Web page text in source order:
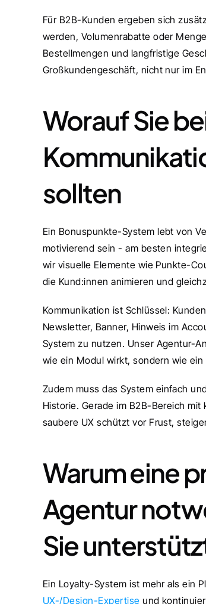
Für B2B-Kunden ergeben sich
werden, Volumenrabatte oder
Bestellmengen und langfristige
Großkundengeschäft, nicht nur im
Worauf Sie
sollten
Ein Bonuspunkte-System lebt von
motivierend sein - am besten
wir visuelle Elemente wie Punkte-
die Kund:innen animieren und
Kommunikation ist Schlüssel:
Newsletter, Banner, Hinweis im
System zu nutzen. Unser Agentur-
wie ein Modul wirkt, sondern wie
Zudem muss das System einfach
Historie. Gerade im B2B-Bereich
saubere UX schützt vor Frust,
Warum eine
Agentur
Sie
UX-/Design-Expertise und